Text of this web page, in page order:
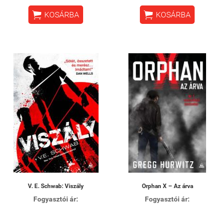
 KOSÁRBA  KOSÁRBA
V. E. Schwab: Viszály
Fogyasztói ár:
Orphan X – Az árva
Fogyasztói ár: